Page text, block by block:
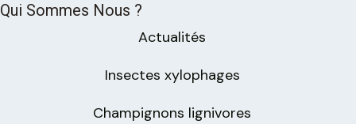
Qui Sommes Nous ?
Actualités
Insectes xylophages
Champignons lignivores